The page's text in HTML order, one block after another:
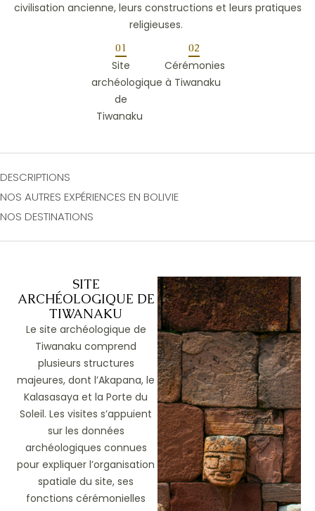
civilisation ancienne, leurs constructions et leurs pratiques
religieuses.
01
Site
archéologique
de
Tiwanaku
02
Cérémonies
à Tiwanaku
DESCRIPTIONS
NOS AUTRES EXPÉRIENCES EN BOLIVIE
NOS DESTINATIONS
SITE
ARCHÉOLOGIQUE DE
TIWANAKU
Le site archéologique de
Tiwanaku comprend
plusieurs structures
majeures, dont l’Akapana, le
Kalasasaya et la Porte du
Soleil. Les visites s’appuient
sur les données
archéologiques connues
pour expliquer l’organisation
spatiale du site, ses
fonctions cérémonielles